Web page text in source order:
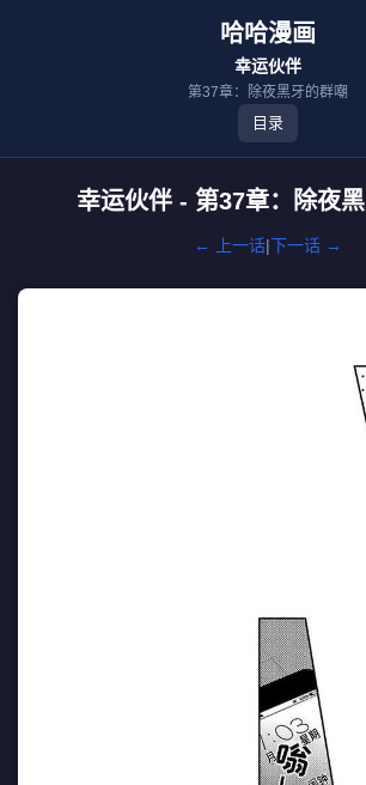
哈哈漫画
幸运伙伴
第37章：除夜黑牙的群嘲
目录
幸运伙伴 - 第37章：除夜
← 上一话|下一话 →